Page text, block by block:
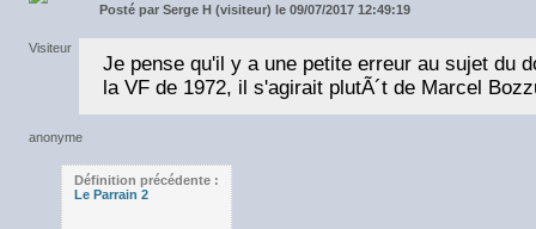
Posté par Serge H (visiteur) le 09/07/2017 12:49:19
Je pense qu'il y a une petite erreur au sujet du
la VF de 1972, il s'agirait plutÃ´t de Marcel
Définition précédente :
Le Parrain 2